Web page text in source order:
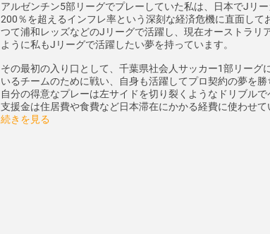
アルゼンチン5部リーグでプレーしていた私は、日本でJリ
200％を超えるインフレ率という深刻な経済危機に直面し
つて浦和レッズなどのJリーグで活躍し、現在オーストラ
ように私もJリーグで活躍したい夢を持っています。
その最初の入り口として、千葉県社会人サッカー1部リーグ
いるチームのために戦い、自身も活躍してプロ契約の夢を勝
自分の得意なプレーは左サイドを切り裂くようなドリブル
支援金は住居費や食費など日本滞在にかかる経費に使わせ
続きを見る